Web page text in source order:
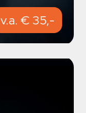
v.a. € 35,-